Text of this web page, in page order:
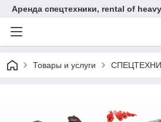
Аренда спецтехники, rental of
Товары и услуги